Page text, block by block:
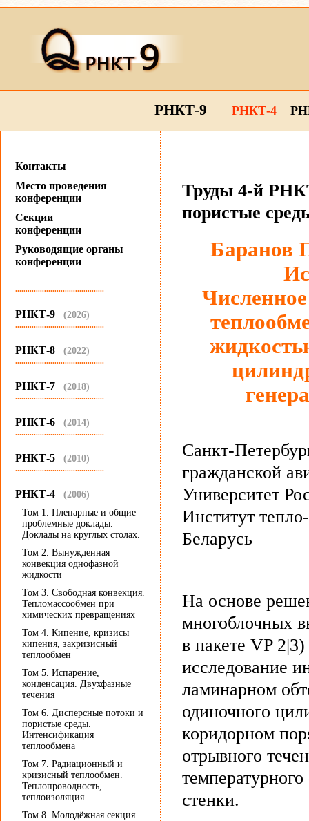
РНКТ-9 РНКТ-4
Контакты
Место проведения
конференции
Секции
конференции
Руководящие органы
конференции
...........................................
РНКТ-9 (2026)
...........................................
РНКТ-8 (2022)
...........................................
РНКТ-7 (2018)
...........................................
РНКТ-6 (2014)
...........................................
РНКТ-5 (2010)
...........................................
РНКТ-4 (2006)
Том 1. Пленарные и общие
проблемные доклады.
Доклады на круглых столах.
Том 2. Вынужденная
конвекция однофазной
жидкости
Том 3. Свободная конвекция.
Тепломассообмен при
химических превращениях
Том 4. Кипение, кризисы
кипения, закризисный
теплообмен
Том 5. Испарение,
конденсация. Двухфазные
течения
Том 6. Дисперсные потоки и
пористые среды.
Интенсификация
теплообмена
Том 7. Радиационный и
кризисный теплообмен.
Теплопроводность,
теплоизоляция
Том 8. Молодёжная секция
Труды 4-й
пористые
Баранов
Санкт-
гражданской
Университет
Институт
Беларусь
На основе
многоблочных
в пакете VP
исследование
ламинарном
одиночного
коридорном
отрывного
стенки.